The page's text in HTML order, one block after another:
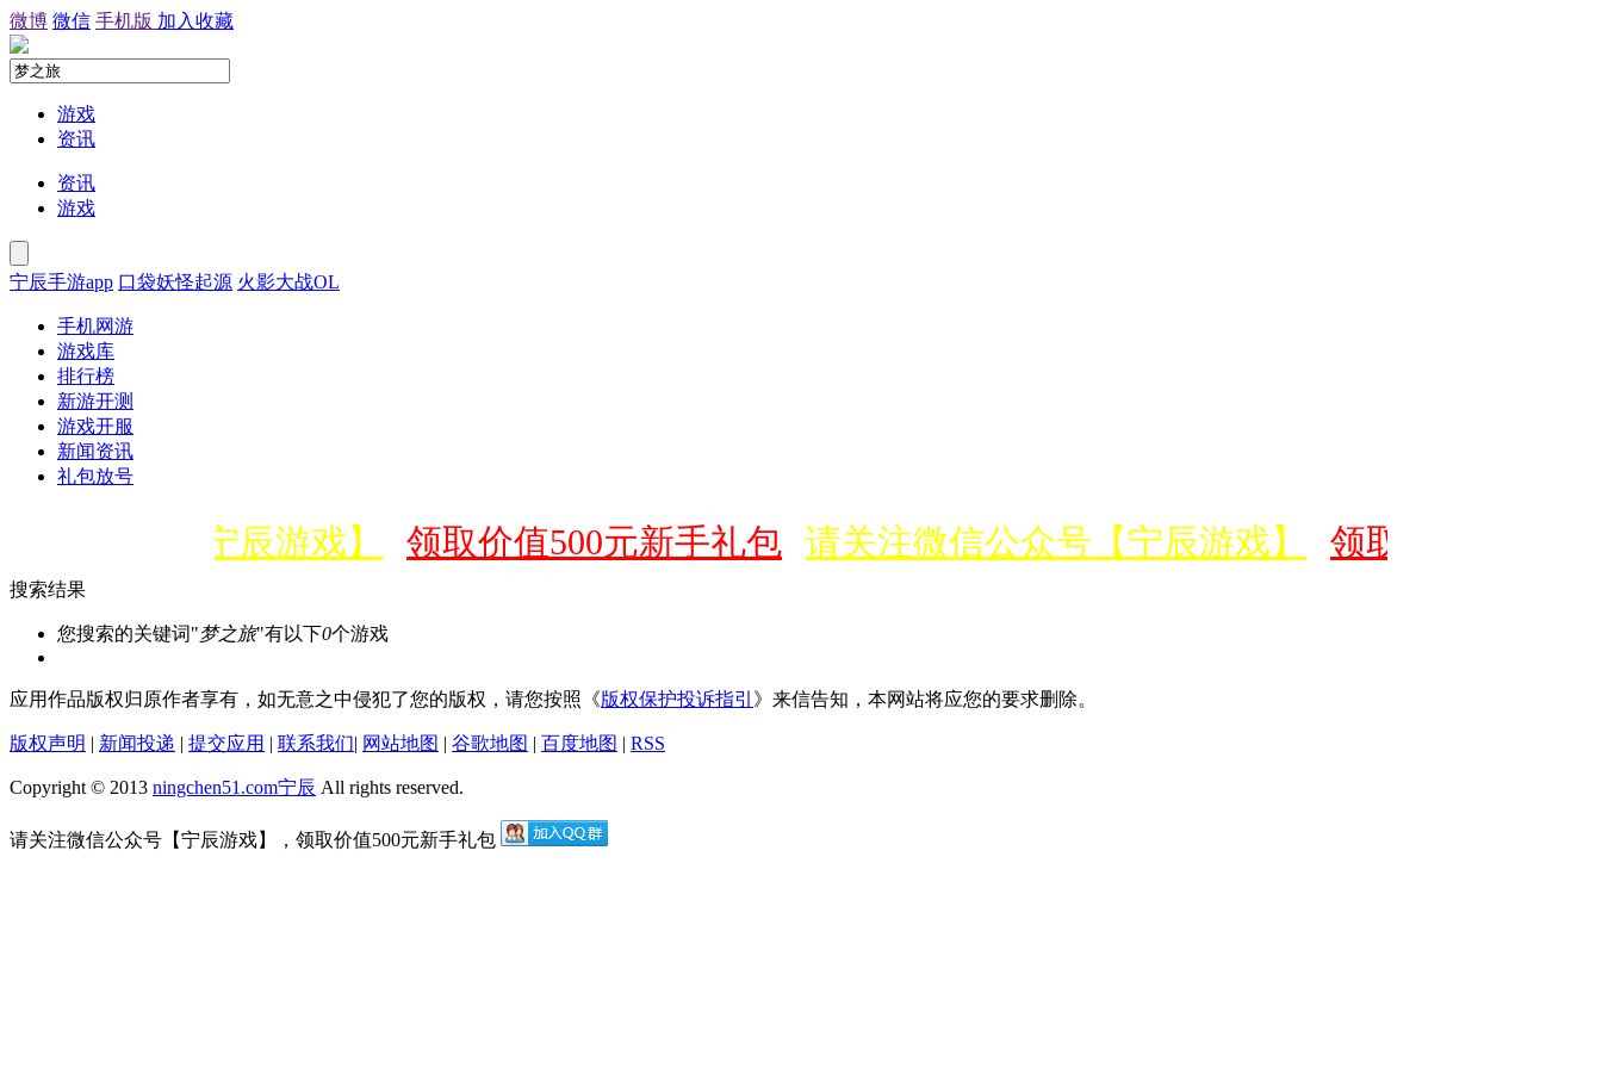
微博 微信 手机版 加入收藏
游戏
资讯
资讯
游戏
宁辰手游app 口袋妖怪起源 火影大战OL
手机网游
游戏库
排行榜
新游开测
游戏开服
新闻资讯
礼包放号
信公众号【宁辰游戏】 领取价值500元新手礼包 请关注微信公众号【宁辰游戏】 领取价值500元
搜索结果
您搜索的关键词"梦之旅"有以下0个游戏
应用作品版权归原作者享有，如无意之中侵犯了您的版权，请您按照《版权保护投诉指引 》来信告知，本网站将应您的要求删除。
版权声明 | 新闻投递 | 提交应用 | 联系我们| 网站地图 | 谷歌地图 | 百度地图 | RSS
Copyright © 2013 ningchen51.com宁辰 All rights reserved.
请关注微信公众号【宁辰游戏】，领取价值500元新手礼包